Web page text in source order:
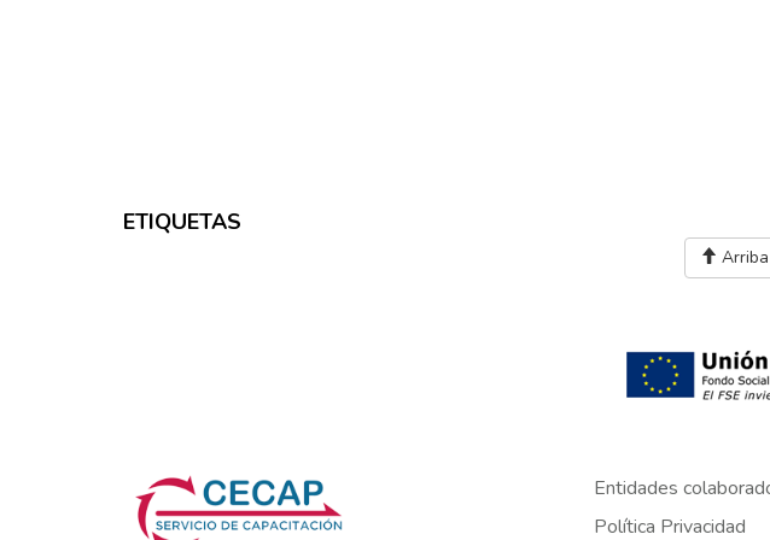
ETIQUETAS
Arriba
Entidades
Política Privacidad